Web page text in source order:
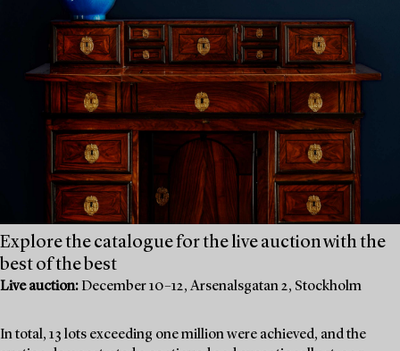
Explore the catalogue for the live auction with the
best of the best
Live auction: December 10–12, Arsenalsgatan 2, Stockholm
In total, 13 lots exceeding one million were achieved, and the